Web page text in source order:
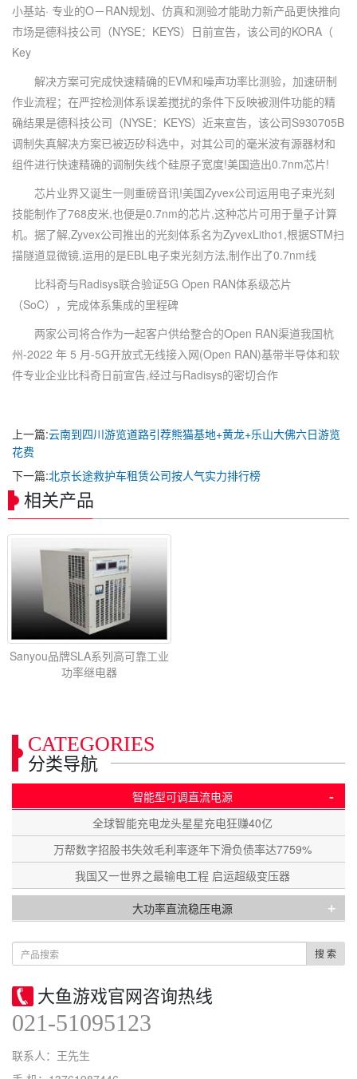
小基站· 专业的O－RAN规划、仿真和测验才能助力新产品更快推向
市场是德科技公司（NYSE：KEYS）日前宣告，该公司的KORA（
Key
解决方案可完成快速精确的EVM和噪声功率比测验，加速研制
作业流程；在严控检测体系误差搅扰的条件下反映被测件功能的精
确结果是德科技公司（NYSE：KEYS）近来宣告，该公司S930705B
调制失真解决方案已被迈矽科选中，对其公司的毫米波有源器材和
组件进行快速精确的调制失线个硅原子宽度!美国造出0.7nm芯片!
芯片业界又诞生一则重磅音讯!美国Zyvex公司运用电子束光刻
技能制作了768皮米,也便是0.7nm的芯片,这种芯片可用于量子计算
机。据了解,Zyvex公司推出的光刻体系名为ZyvexLitho1,根据STM扫
描隧道显微镜,运用的是EBL电子束光刻方法,制作出了0.7nm线
比科奇与Radisys联合验证5G Open RAN体系级芯片
（SoC），完成体系集成的里程碑
两家公司将合作为一起客户供给整合的Open RAN渠道我国杭
州-2022 年 5 月-5G开放式无线接入网(Open RAN)基带半导体和软
件专业企业比科奇日前宣告,经过与Radisys的密切合作
上一篇:云南到四川游览道路引荐熊猫基地+黄龙+乐山大佛六日游览
花费
下一篇:北京长途救护车租赁公司按人气实力排行榜
相关产品
Sanyou品牌SLA系列高可靠工业
功率继电器
CATEGORIES
分类导航
智能型可调直流电源 -
全球智能充电龙头星星充电狂赚40亿
万帮数字招股书失效毛利率逐年下滑负债率达7759%
我国又一世界之最输电工程 启运超级变压器
大功率直流稳压电源 +
搜 索
大鱼游戏官网咨询热线
021-51095123
联系人：王先生